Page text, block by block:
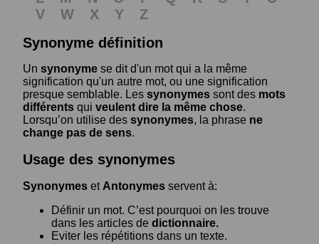
V
W X Y
Z
Synonyme définition
Un synonyme se dit d'un mot qui a la même
signification qu'un autre mot, ou une signification
presque semblable. Les synonymes sont des mots
différents qui veulent dire la même chose.
Lorsqu’on utilise des synonymes, la phrase ne
change pas de sens.
Usage des synonymes
Synonymes et Antonymes servent à:
Définir un mot. C’est pourquoi on les trouve
dans les articles de dictionnaire.
Eviter les répétitions dans un texte.